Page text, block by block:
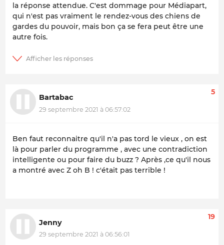
la réponse attendue. C'est dommage pour Médiapart,
qui n'est pas vraiment le rendez-vous des chiens de
gardes du pouvoir, mais bon ça se fera peut être une
autre fois.
Bartabac
29 septembre 2021 à 06:57:02
5
Ben faut reconnaitre qu'il n'a pas tord le vieux , on est
là pour parler du programme , avec une contradiction
intelligente ou pour faire du buzz ? Après ,ce qu'il nous
a montré avec Z oh B ! c'était pas terrible !
Jenny
29 septembre 2021 à 06:56:01
19